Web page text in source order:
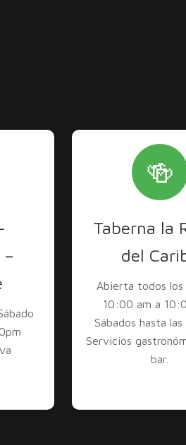
🍻
Taberna la
del
Abierta todos los
10:00 am a
Sábados hasta
Servicios
bar.